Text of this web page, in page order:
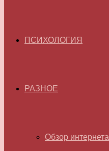
ПСИХОЛОГИЯ
РАЗНОЕ
Обзор интернета